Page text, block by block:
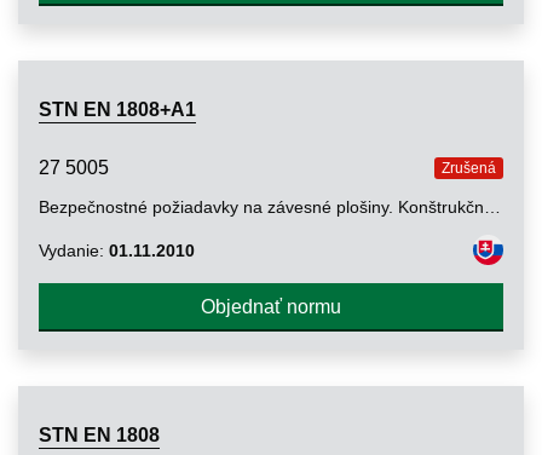
STN EN 1808+A1
27 5005 Zrušená
Vydanie: 01.11.2010
Objednať normu
STN EN 1808